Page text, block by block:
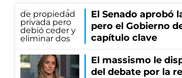
El Senado aprobó
pero el Gobierno
capítulo clave
El massismo le
del debate por la